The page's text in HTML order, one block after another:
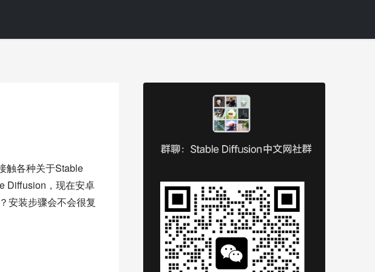
触各种关于Stable
Diffusion，现在安卓
安装步骤会不会很复